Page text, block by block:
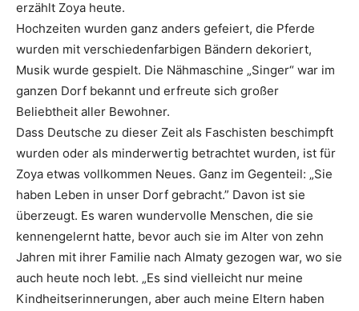
erzählt Zoya heute.
Hochzeiten wurden ganz anders gefeiert, die Pferde
wurden mit verschiedenfarbigen Bändern dekoriert,
Musik wurde gespielt. Die Nähmaschine „Singer“ war im
ganzen Dorf bekannt und erfreute sich großer
Beliebtheit aller Bewohner.
Dass Deutsche zu dieser Zeit als Faschisten beschimpft
wurden oder als minderwertig betrachtet wurden, ist für
Zoya etwas vollkommen Neues. Ganz im Gegenteil: „Sie
haben Leben in unser Dorf gebracht.” Davon ist sie
überzeugt. Es waren wundervolle Menschen, die sie
kennengelernt hatte, bevor auch sie im Alter von zehn
Jahren mit ihrer Familie nach Almaty gezogen war, wo sie
auch heute noch lebt. „Es sind vielleicht nur meine
Kindheitserinnerungen, aber auch meine Eltern haben